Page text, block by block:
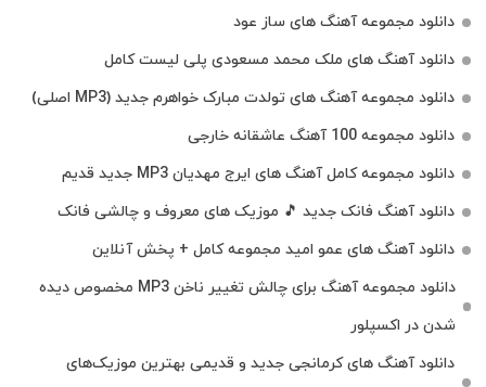
دانلود مجموعه آهنگ های ساز عود
دانلود آهنگ های ملک‌ محمد مسعودی پلی لیست کامل
دانلود مجموعه آهنگ های تولدت مبارک خواهرم جدید (MP3 اصلی)
دانلود مجموعه 100 آهنگ عاشقانه خارجی
دانلود مجموعه کامل آهنگ های ایرج مهدیان MP3 جدید قدیم
دانلود آهنگ فانک جدید 🎵 موزیک‌ های معروف و چالشی فانک
دانلود آهنگ های عمو امید مجموعه کامل + پخش آنلاین
دانلود مجموعه آهنگ برای چالش تغییر ناخن MP3 مخصوص دیده
شدن در اکسپلور
دانلود آهنگ‌ های کرمانجی جدید و قدیمی بهترین موزیک‌های